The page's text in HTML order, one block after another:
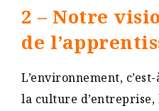
2 – Notre
de
L’environnement,
la culture